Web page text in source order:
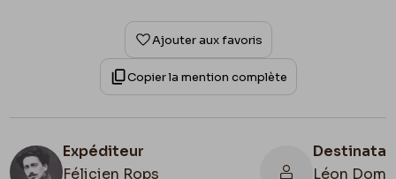
Ajouter aux favoris
Copier la mention complète
Expéditeur
Félicien Rops
Léon